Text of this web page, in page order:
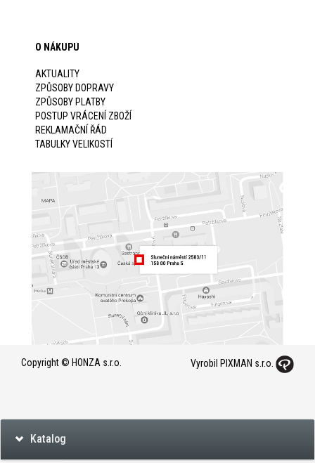
O NÁKUPU
AKTUALITY
ZPŮSOBY DOPRAVY
ZPŮSOBY PLATBY
POSTUP VRÁCENÍ ZBOŽÍ
REKLAMAČNÍ ŘÁD
TABULKY VELIKOSTÍ
Copyright © HONZA s.r.o. Vyrobil PIXMAN s.r.o.
Katalog